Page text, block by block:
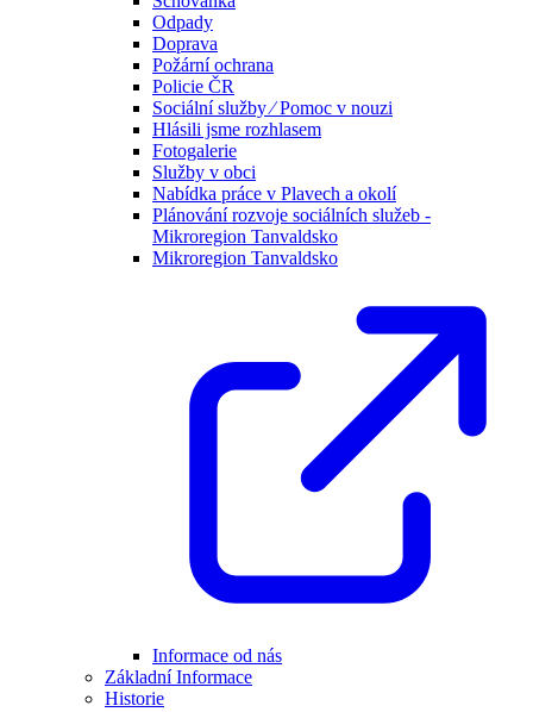
Odpady
Doprava
Požární ochrana
Policie ČR
Sociální služby ⁄ Pomoc v nouzi
Hlásili jsme rozhlasem
Fotogalerie
Služby v obci
Nabídka práce v Plavech a okolí
Plánování rozvoje sociálních služeb -
Mikroregion Tanvaldsko
Mikroregion Tanvaldsko
Informace od nás
Základní Informace
Historie